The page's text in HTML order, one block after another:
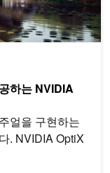
하는 NVIDIA
얼을 구현하는
. NVIDIA OptiX